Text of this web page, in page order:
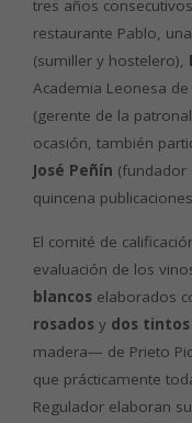
tres años
restaurante Pablo,
(sumiller y hostelero),
Academia Leonesa
(gerente de la
ocasión, también
José Peñín (fundador
quincena
El comité de
evaluación de los
blancos elaborados
rosados y dos tintos
madera— de Prieto
que prácticamente
Regulador elaboran